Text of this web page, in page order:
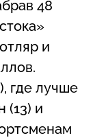
48
и
где лучше
(13) и